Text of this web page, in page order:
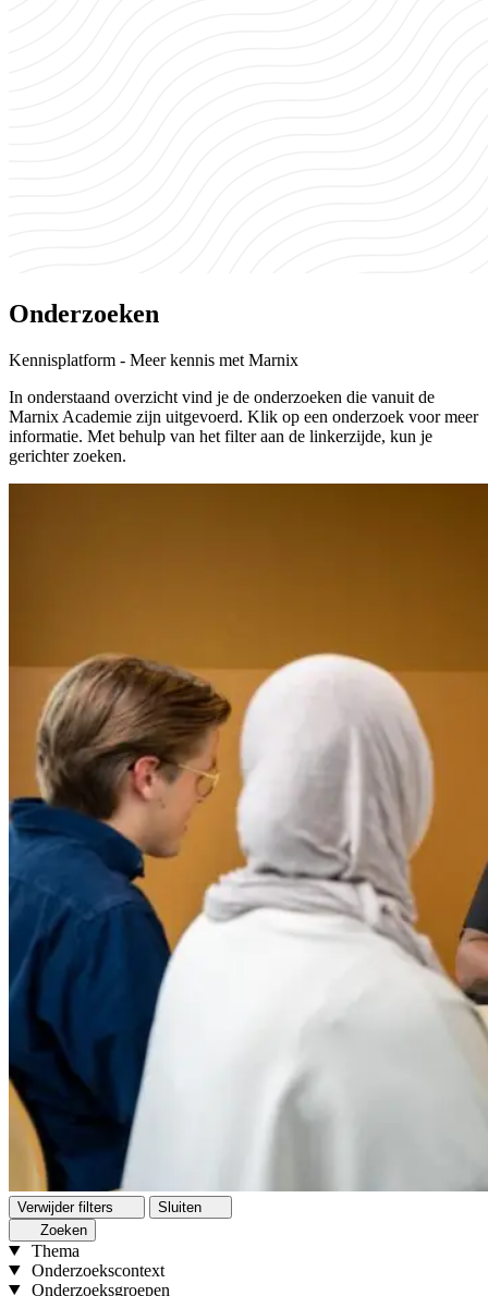
Onderzoeken
Kennisplatform - Meer kennis met Marnix
In onderstaand overzicht vind je de onderzoeken die vanuit de
Marnix Academie zijn uitgevoerd. Klik op een onderzoek voor meer
informatie. Met behulp van het filter aan de linkerzijde, kun je
gerichter zoeken.
Verwijder filters
Sluiten
Zoeken
Thema
Onderzoekscontext
Onderzoeksgroepen